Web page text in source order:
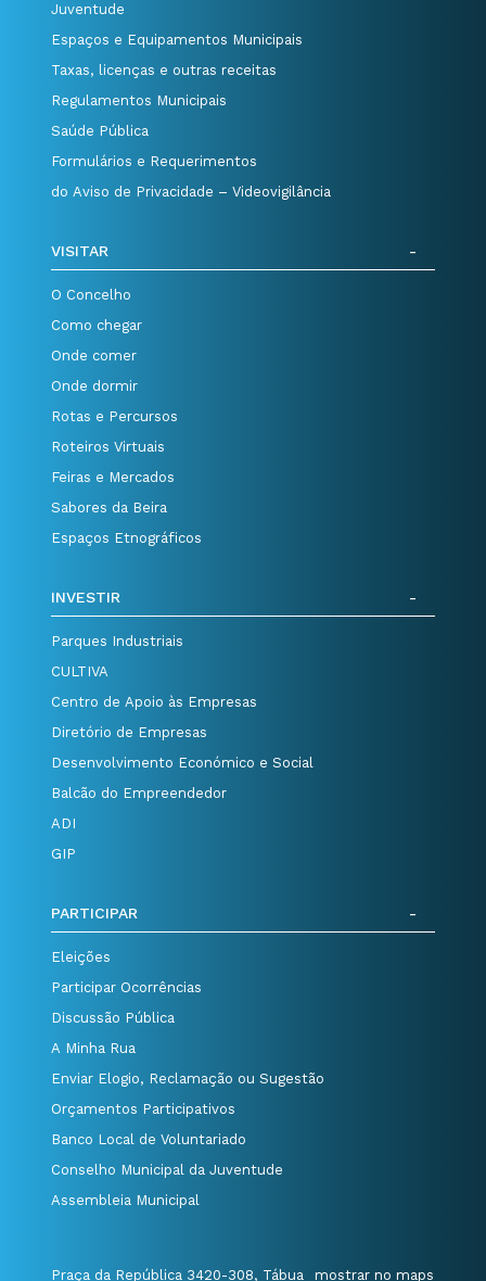
Juventude
Espaços e Equipamentos Municipais
Taxas, licenças e outras receitas
Regulamentos Municipais
Saúde Pública
Formulários e Requerimentos
do Aviso de Privacidade – Videovigilância
VISITAR
O Concelho
Como chegar
Onde comer
Onde dormir
Rotas e Percursos
Roteiros Virtuais
Feiras e Mercados
Sabores da Beira
Espaços Etnográficos
INVESTIR
Parques Industriais
CULTIVA
Centro de Apoio às Empresas
Diretório de Empresas
Desenvolvimento Económico e Social
Balcão do Empreendedor
ADI
GIP
PARTICIPAR
Eleições
Participar Ocorrências
Discussão Pública
A Minha Rua
Enviar Elogio, Reclamação ou Sugestão
Orçamentos Participativos
Banco Local de Voluntariado
Conselho Municipal da Juventude
Assembleia Municipal
Praça da República 3420-308, Tábua mostrar no maps